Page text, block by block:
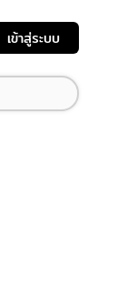
เข้าสู่ระบบ